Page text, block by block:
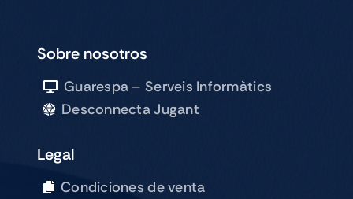
Sobre nosotros
Guarespa – Serveis Informàtics
Desconnecta Jugant
Legal
Condiciones de venta